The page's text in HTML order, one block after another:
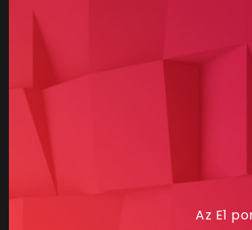
Az E1